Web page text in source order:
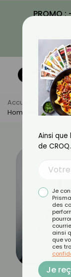
PROMO
Accueil Actus
Hommes Sigma :
Ainsi
de CROQ.
Je
des
ainsi
que
ces
Je